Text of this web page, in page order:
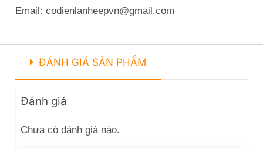
Email: codienlanheepvn@gmail.com
ĐÁNH GIÁ SẢN PHẨM
Đánh giá
Chưa có đánh giá nào.